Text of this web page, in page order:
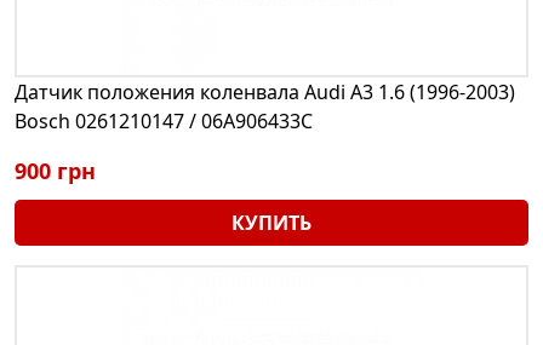
Датчик положения коленвала Audi A3 1.6 (1996-2003)
Bosch 0261210147 / 06A906433C
900 грн
КУПИТЬ